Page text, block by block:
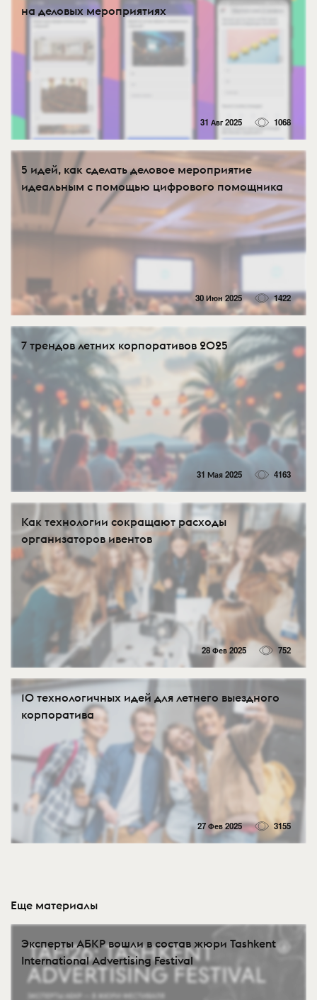
на деловых мероприятиях
31 Авг 2025 1068
5 идей, как сделать деловое мероприятие
идеальным с помощью цифрового помощника
30 Июн 2025 1422
7 трендов летних корпоративов 2025
31 Мая 2025 4163
Как технологии сокращают расходы
организаторов ивентов
28 Фев 2025 752
10 технологичных идей для летнего выездного
корпоратива
27 Фев 2025 3155
Еще материалы
Эксперты АБКР вошли в состав жюри Tashkent
International Advertising Festival